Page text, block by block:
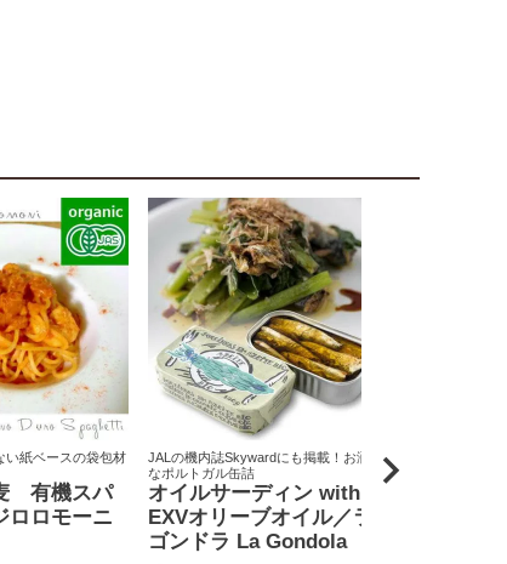
い紙ベースの袋包材
有機スパ
ロロモーニ
JALの機内誌Skywardにも掲載！お洒落
なポルトガル缶詰
オイルサーディン with
EXVオリーブオイル／ラ
ゴンドラ La Gondola